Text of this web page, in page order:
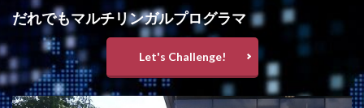
だれでもマルチリンガルプログラマ
Let's Challenge!